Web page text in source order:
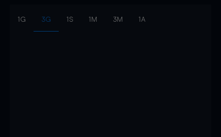
1G 3G 1S 1M 3M 1A